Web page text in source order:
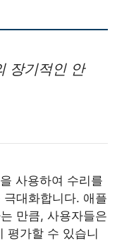
장기적인 안
을 사용하여 수리를
대화합니다. 애플
만큼, 사용자들은
평가할 수 있습니